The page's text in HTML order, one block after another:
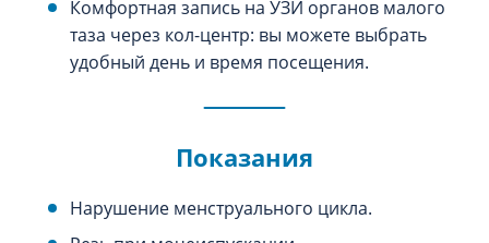
Комфортная запись на УЗИ органов малого
таза через кол-центр: вы можете выбрать
удобный день и время посещения.
Показания
Нарушение менструального цикла.